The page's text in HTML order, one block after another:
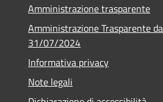
Amministrazione trasparente
Amministrazione Trasparente
31/07/2024
Informativa privacy
Note legali